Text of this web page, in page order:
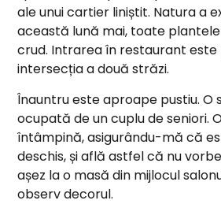
ale unui cartier liniștit. Natura a
această lună mai, toate
crud. Intrarea în restaurant este
intersecția a două străzi.
Înauntru este aproape pustiu. O
ocupată de un cuplu de seniori.
întâmpină, asigurându-mă că
deschis, și află astfel că nu
așez la o masă din mijlocul
observ decorul.